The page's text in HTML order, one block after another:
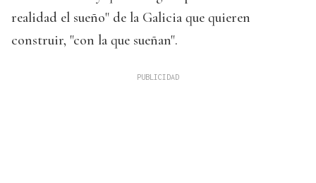
realidad el sueño" de la Galicia que quieren
construir, "con la que sueñan".